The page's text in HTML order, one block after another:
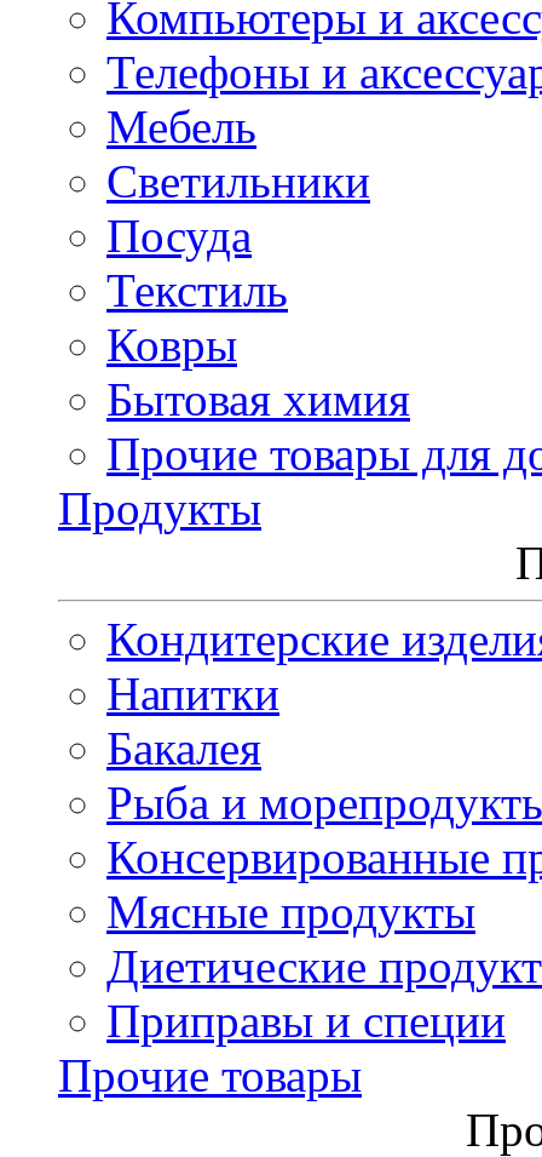
Компьютеры и
Телефоны и
Мебель
Светильники
Посуда
Текстиль
Ковры
Бытовая химия
Прочие товары для
Продукты
Кондитерские
Напитки
Бакалея
Рыба и
Консервированные
Мясные продукты
Диетические
Приправы и специи
Прочие товары